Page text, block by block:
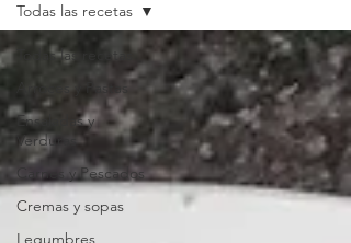
Todas las recetas
Arroces y Pastas
Ensaladas y
Verduras
Carnes y Pescados
Cremas y sopas
Legumbres
Todas las recetas